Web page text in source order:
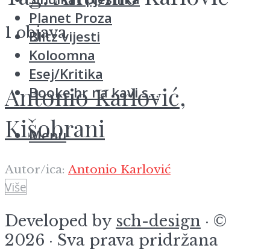
Planet Proza
Blitz vijesti
Koloomna
Esej/Kritika
Booke.hr na kavi s…
Menu
1 objava
Antonio Karlović,
Kišobrani
Autor/ica:Antonio Karlović
Više
Developed by sch-design · ©
2026 · Sva prava pridržana